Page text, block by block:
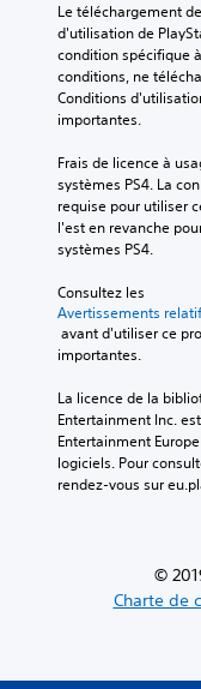
Le téléchargement
d'utilisation de
condition spécifique
conditions, ne
Conditions
importantes.
Frais de licence à
systèmes PS4. La
requise pour utiliser
l'est en revanche
systèmes PS4.
Consultez les
Avertissements
importantes.
La licence de la
Entertainment Inc.
Entertainment
logiciels. Pour
rendez-vous sur
©
Charte de